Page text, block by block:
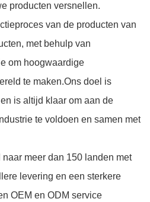
producten versnellen.
van de producten van
met behulp van
om hoogwaardige
te maken.Ons doel is
is altijd klaar om aan de
te voldoen en samen met
meer dan 150 landen met
levering en een sterkere
OEM en ODM service